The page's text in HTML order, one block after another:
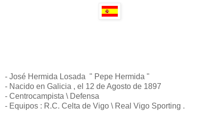
- José Hermida Losada " Pepe Hermida "
- Nacido en Galicia , el 12 de Agosto de 1897
- Centrocampista \ Defensa
- Equipos : R.C. Celta de Vigo \ Real Vigo Sporting .